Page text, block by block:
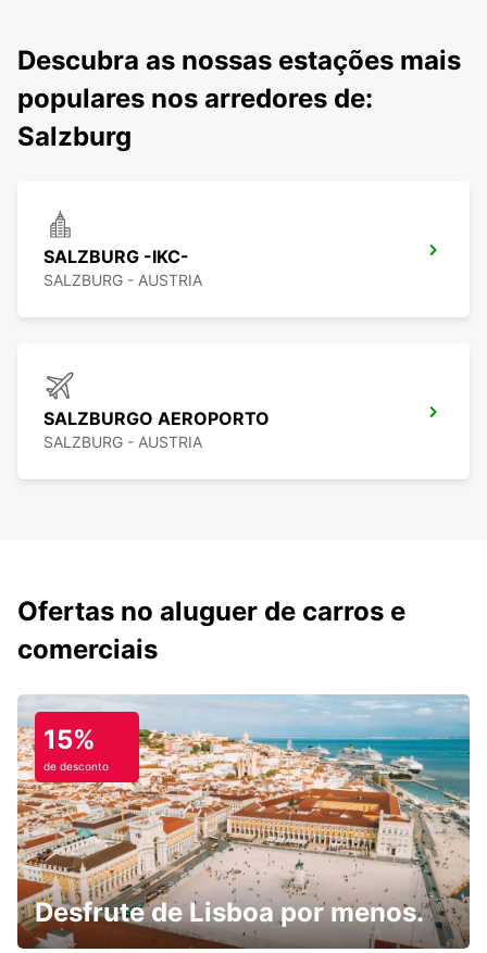
Descubra as nossas estações mais
populares nos arredores de:
Salzburg
SALZBURG -IKC-
SALZBURG - AUSTRIA
SALZBURGO AEROPORTO
SALZBURG - AUSTRIA
Ofertas no aluguer de carros e
comerciais
15%
de desconto
Desfrute de Lisboa por menos.